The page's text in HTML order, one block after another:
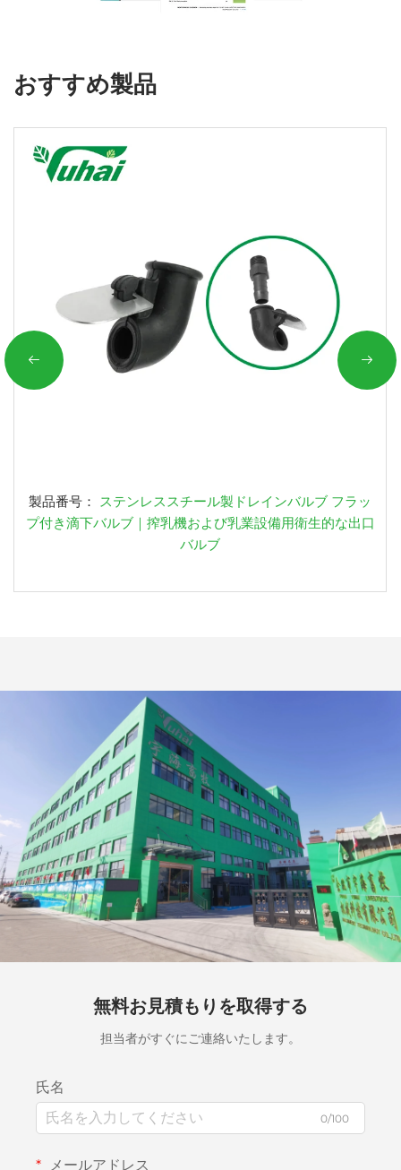
おすすめ製品
製品番号： ステンレススチール製ドレインバルブ フラッ
プ付き滴下バルブ｜搾乳機および乳業設備用衛生的な出口
バルブ
無料お見積もりを取得する
担当者がすぐにご連絡いたします。
氏名
0/100
メールアドレス